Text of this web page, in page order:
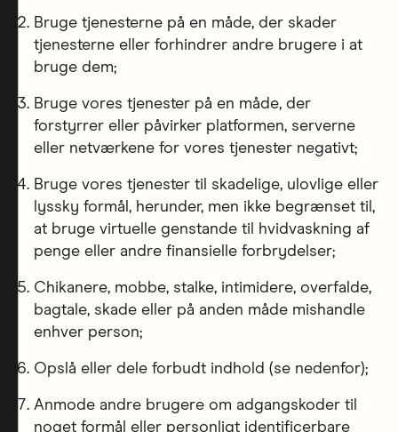
Bruge tjenesterne på en måde, der skader
tjenesterne eller forhindrer andre brugere i at
bruge dem;
Bruge vores tjenester på en måde, der
forstyrrer eller påvirker platformen, serverne
eller netværkene for vores tjenester negativt;
Bruge vores tjenester til skadelige, ulovlige eller
lyssky formål, herunder, men ikke begrænset til,
at bruge virtuelle genstande til hvidvaskning af
penge eller andre finansielle forbrydelser;
Chikanere, mobbe, stalke, intimidere, overfalde,
bagtale, skade eller på anden måde mishandle
enhver person;
Opslå eller dele forbudt indhold (se nedenfor);
Anmode andre brugere om adgangskoder til
noget formål eller personligt identificerbare